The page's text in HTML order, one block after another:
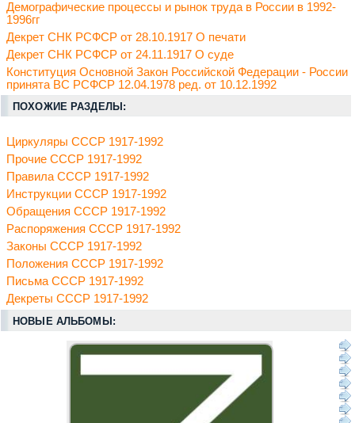
Демографические процессы и рынок труда в России в 1992-
1996гг
Декрет СНК РСФСР от 28.10.1917 О печати
Декрет СНК РСФСР от 24.11.1917 О суде
Конституция Основной Закон Российской Федерации - России
принята ВС РСФСР 12.04.1978 ред. от 10.12.1992
ПОХОЖИЕ РАЗДЕЛЫ:
Циркуляры СССР 1917-1992
Прочие СССР 1917-1992
Правила СССР 1917-1992
Инструкции СССР 1917-1992
Обращения СССР 1917-1992
Распоряжения СССР 1917-1992
Законы СССР 1917-1992
Положения СССР 1917-1992
Письма СССР 1917-1992
Декреты СССР 1917-1992
НОВЫЕ АЛЬБОМЫ: